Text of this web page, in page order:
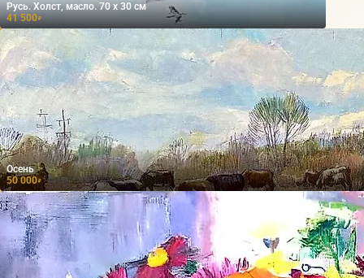
Русь. Холст, масло. 70 х 30 см
41 500₽
Осень
50 000₽